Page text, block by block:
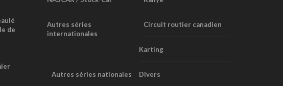
de
Autres séries
internationales
Circuit routier canadien
Karting
Autres séries nationales Divers